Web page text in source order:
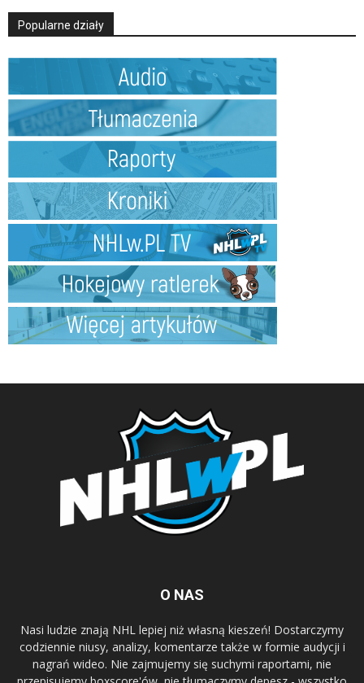
Popularne działy
O NAS
Nasi ludzie znają NHL lepiej niż własną kieszeń! Dostarczymy
codziennie niusy, analizy, komentarze także w formie audycji i
nagrań wideo. Nie zajmujemy się suchymi raportami, nie